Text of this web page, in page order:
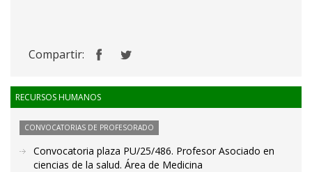
Compartir:
RECURSOS HUMANOS
CONVOCATORIAS DE PROFESORADO
Convocatoria plaza PU/25/486. Profesor Asociado en
ciencias de la salud. Área de Medicina